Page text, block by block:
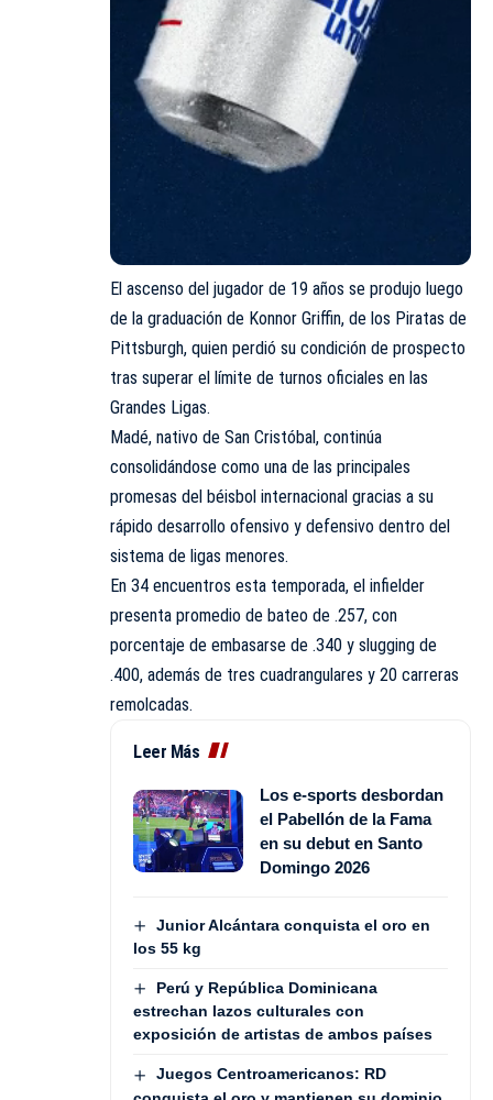
El ascenso del jugador de 19 años se produjo luego
de la graduación de Konnor Griffin, de los Piratas de
Pittsburgh, quien perdió su condición de prospecto
tras superar el límite de turnos oficiales en las
Grandes Ligas.
Madé, nativo de San Cristóbal, continúa
consolidándose como una de las principales
promesas del béisbol internacional gracias a su
rápido desarrollo ofensivo y defensivo dentro del
sistema de ligas menores.
En 34 encuentros esta temporada, el infielder
presenta promedio de bateo de .257, con
porcentaje de embasarse de .340 y slugging de
.400, además de tres cuadrangulares y 20 carreras
remolcadas.
Leer Más
Los e-sports desbordan
el Pabellón de la Fama
en su debut en Santo
Domingo 2026
Junior Alcántara conquista el oro en
los 55 kg
Perú y República Dominicana
estrechan lazos culturales con
exposición de artistas de ambos países
Juegos Centroamericanos: RD